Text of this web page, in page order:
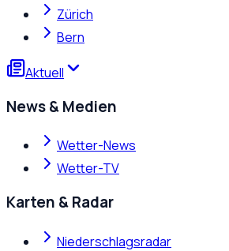
Zürich
Bern
Aktuell
News & Medien
Wetter-News
Wetter-TV
Karten & Radar
Niederschlagsradar